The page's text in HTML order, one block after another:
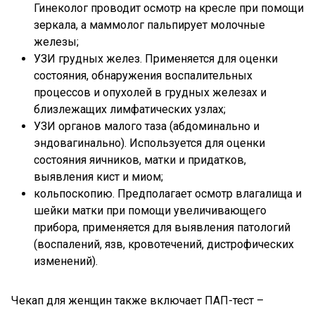
Гинеколог проводит осмотр на кресле при помощи
зеркала, а маммолог пальпирует молочные
железы;
УЗИ грудных желез. Применяется для оценки
состояния, обнаружения воспалительных
процессов и опухолей в грудных железах и
близлежащих лимфатических узлах;
УЗИ органов малого таза (абдоминально и
эндовагинально). Используется для оценки
состояния яичников, матки и придатков,
выявления кист и миом;
кольпоскопию. Предполагает осмотр влагалища и
шейки матки при помощи увеличивающего
прибора, применяется для выявления патологий
(воспалений, язв, кровотечений, дистрофических
изменений).
Чекап для женщин также включает ПАП-тест –